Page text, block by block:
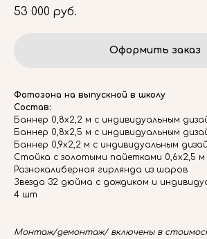
53 000 руб.
Оформить заказ
Фотозона на выпускной в школу
Состав:
Баннер 0,8х2,2 м с индивидуальным
Баннер 0,8х2,5 м с индивидуальным
Баннер 0,9х2,2 м с индивидуальным
Стойка с золотыми пайетками 0,6х2,5
Разнокалиберная гирлянда из шаров
Звезда 32 дюйма с дождиком и
4 шт
Монтаж/демонтаж/ включены в